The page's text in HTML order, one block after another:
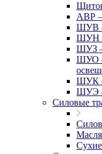
АВР —
ШУВ
ШУН
ШУЗ
ШУО
ШУК
ШУЭ
Силовые